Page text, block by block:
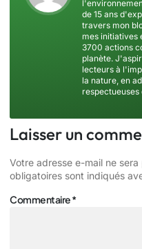
de 15 ans
travers mon
mes initiatives
3700 actions
planète.
lecteurs à
la nature, en
Laisser un
Votre adresse e-mail ne sera
obligatoires sont indiqués
Commentaire*